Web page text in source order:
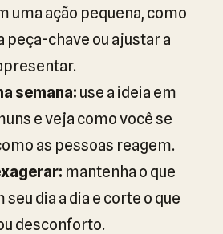
uma ação pequena, como
peça-chave ou ajustar a
semana: use a ideia em
e veja como você se
as pessoas reagem.
mantenha o que
dia a dia e corte o que
desconforto.